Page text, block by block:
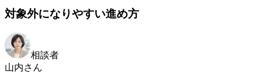
対象外になりやすい進め方
相談者
山内さん